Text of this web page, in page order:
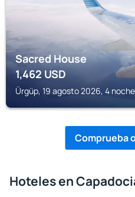
Sacred House
1,462USD
Ürgüp, 19 agosto 2026, 4
Comprueba
Hoteles en